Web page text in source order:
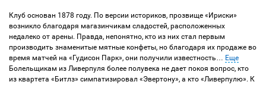
Клуб основан 1878 году. По версии историков, прозвище «Ириски»
возникло благодаря магазинчикам сладостей, расположенных
недалеко от арены. Правда, непонятно, кто из них стал первым
производить знаменитые мятные конфеты, но благодаря их продаже во
время матчей на «Гудисон Парк», они получили известность… Еще
Болельщикам из Ливерпуля более полувека не дает покоя вопрос, кто
из квартета «Битлз» симпатизировал «Эвертону», а кто «Ливерпулю». К